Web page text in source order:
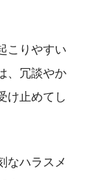
こりやすい
、冗談やか
け止めてし
なハラスメ